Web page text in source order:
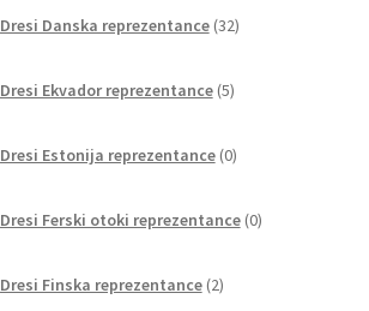
Dresi Danska reprezentance 32izdelkov
Dresi Ekvador reprezentance 5izdelkov
Dresi Estonija reprezentance 0izdelkov
Dresi Ferski otoki reprezentance 0izdelkov
Dresi Finska reprezentance 2izdelka